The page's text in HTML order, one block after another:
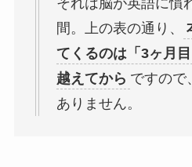
間。上の表の通り、
てくるのは「3ヶ月
越えてから ですので
ありません。